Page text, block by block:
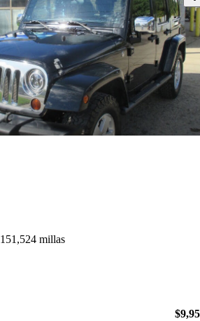
151,524 millas